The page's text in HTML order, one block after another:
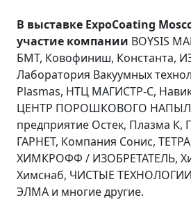
В выставке ExpoCoating
участие компании BOYSIS
БМТ, Ковофиниш, Константа,
Лаборатория Вакуумных
Plasmas, НТЦ МАГИСТР-С,
ЦЕНТР ПОРОШКОВОГО
предприятие Остек, Плазма К,
ГАРНЕТ, Компания Сонис,
ХИМКРОФФ / ИЗОБРЕТАТЕЛЬ,
Химснаб, ЧИСТЫЕ
ЭЛМА и многие другие.